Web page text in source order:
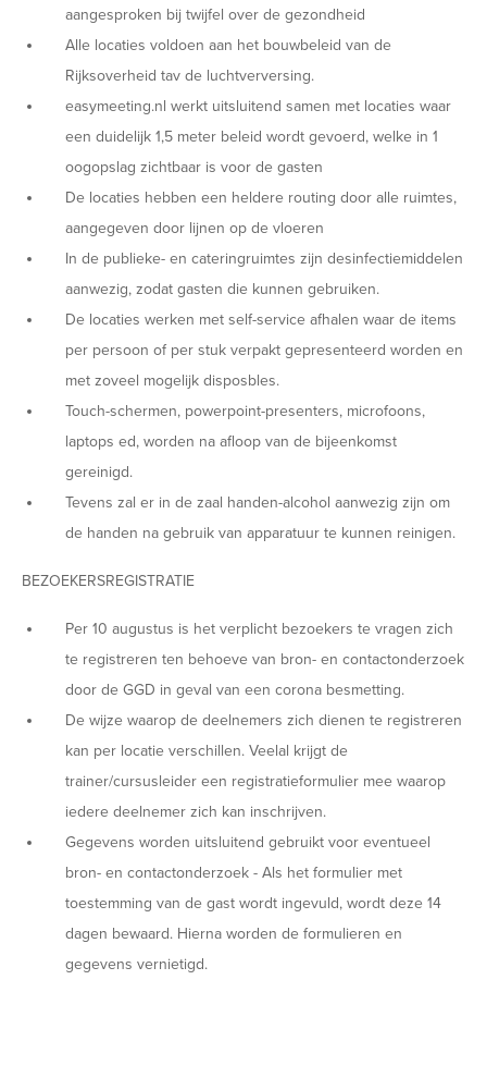
aangesproken bij twijfel over de gezondheid
Alle locaties voldoen aan het bouwbeleid van de
Rijksoverheid tav de luchtverversing.
easymeeting.nl werkt uitsluitend samen met locaties waar
een duidelijk 1,5 meter beleid wordt gevoerd, welke in 1
oogopslag zichtbaar is voor de gasten
De locaties hebben een heldere routing door alle ruimtes,
aangegeven door lijnen op de vloeren
In de publieke- en cateringruimtes zijn desinfectiemiddelen
aanwezig, zodat gasten die kunnen gebruiken.
De locaties werken met self-service afhalen waar de items
per persoon of per stuk verpakt gepresenteerd worden en
met zoveel mogelijk disposbles.
Touch-schermen, powerpoint-presenters, microfoons,
laptops ed, worden na afloop van de bijeenkomst
gereinigd.
Tevens zal er in de zaal handen-alcohol aanwezig zijn om
de handen na gebruik van apparatuur te kunnen reinigen.
BEZOEKERSREGISTRATIE
Per 10 augustus is het verplicht bezoekers te vragen zich
te registreren ten behoeve van bron- en contactonderzoek
door de GGD in geval van een corona besmetting.
De wijze waarop de deelnemers zich dienen te registreren
kan per locatie verschillen. Veelal krijgt de
trainer/cursusleider een registratieformulier mee waarop
iedere deelnemer zich kan inschrijven.
Gegevens worden uitsluitend gebruikt voor eventueel
bron- en contactonderzoek - Als het formulier met
toestemming van de gast wordt ingevuld, wordt deze 14
dagen bewaard. Hierna worden de formulieren en
gegevens vernietigd.